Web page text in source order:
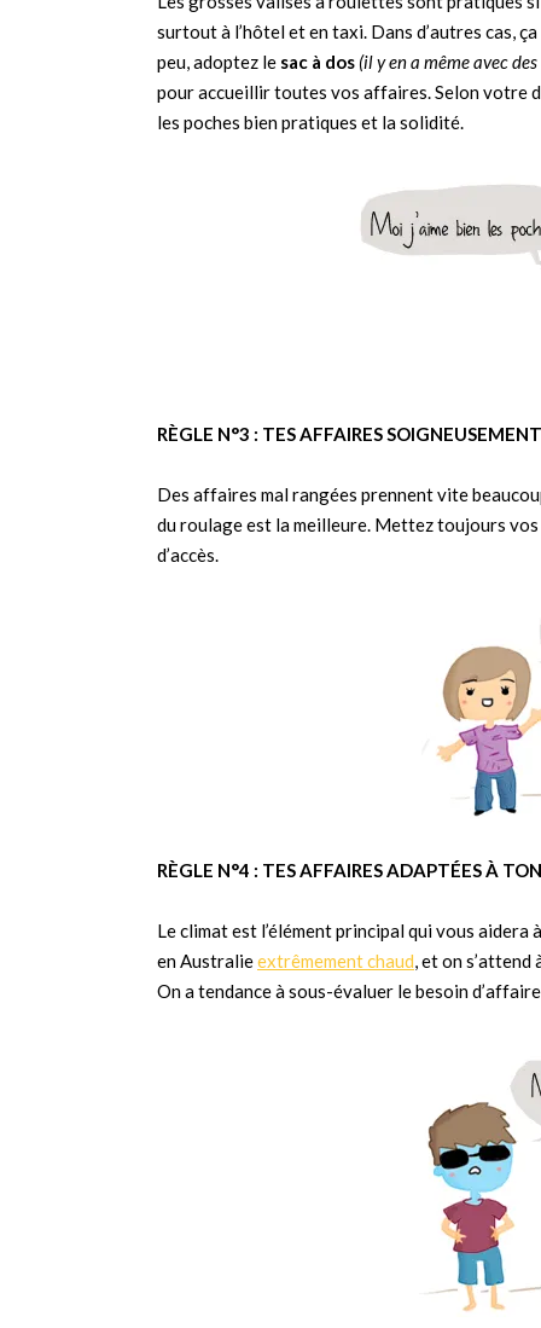
surtout à l’hôtel et en taxi. Dans d’autres cas,
peu, adoptez le sac à dos (il y en a même avec
pour accueillir toutes vos affaires. Selon votre
les poches bien pratiques et la solidité.
RÈGLE N°3 : TES AFFAIRES
Des affaires mal rangées prennent vite
du roulage est la meilleure. Mettez toujours
d’accès.
RÈGLE N°4 : TES AFFAIRES ADAPTÉES À
Le climat est l’élément principal qui vous
en Australieextrêmement chaud, et on
On a tendance à sous-évaluer le besoin